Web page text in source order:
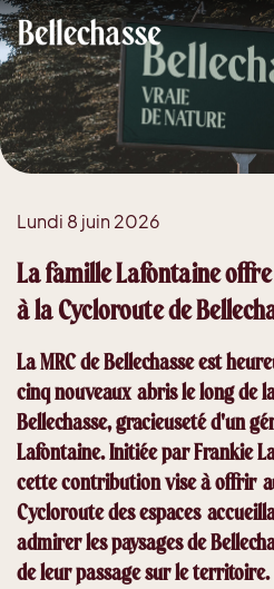
(MRC )
(Développement
(Services )
(Guide d'accueil
Lundi 8 juin 2026
La famille Lafontaine
à la Cycloroute de
La MRC de Bellechasse est
cinq nouveaux abris le long de
Bellechasse, gracieuseté d'un
Lafontaine. Initiée par Frankie
cette contribution vise à offrir
Cycloroute des espaces
admirer les paysages de
de leur passage sur le territoire.